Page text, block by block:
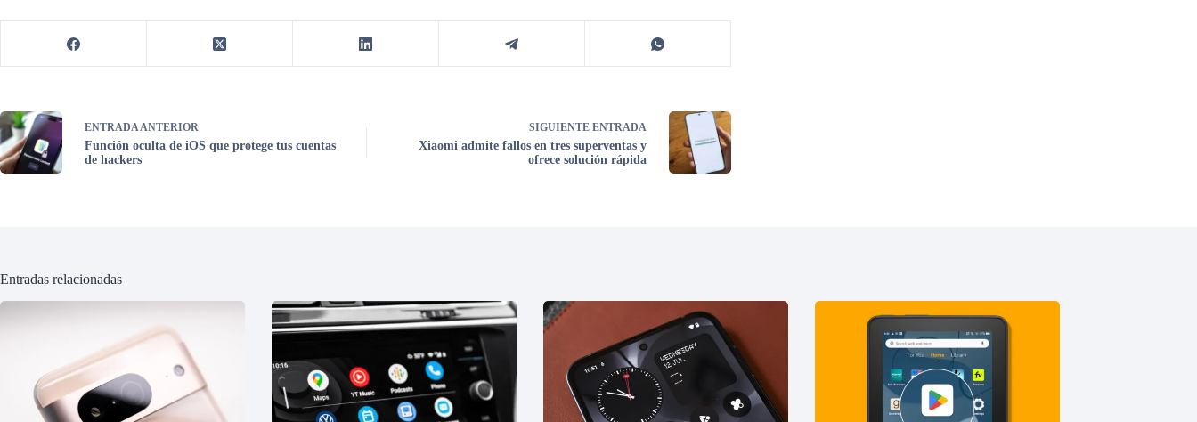
ENTRADAANTERIOR
Función oculta de iOS que protege tus cuentas
de hackers
SIGUIENTEENTRADA
Xiaomi admite fallos en tres superventas y
ofrece solución rápida
Entradas relacionadas